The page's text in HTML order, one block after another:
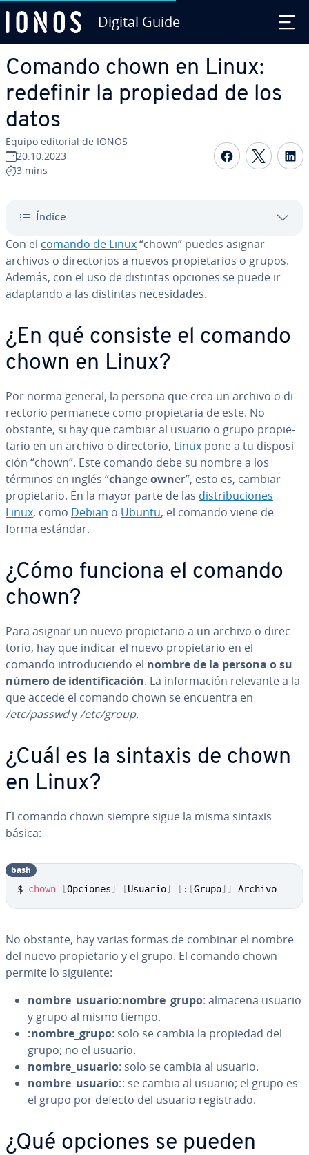
Digital Guide
Comando chown en Linux:
redefinir la propiedad de los
datos
Equipo editorial de IONOS
20.10.2023
3 mins
Compartir
Índice
Con el comando de Linux“chown” puedes asignar
archivos o di­re­c­to­rios a nuevos pro­pie­ta­rios o grupos.
Además, con el uso de distintas opciones se puede ir
adaptando a las distintas ne­ce­si­da­des.
¿En qué consiste el comando
chown en Linux?
Por norma general, la persona que crea un archivo o di­
re­c­to­rio permanece como pro­pie­ta­ria de este. No
obstante, si hay que cambiar al usuario o grupo pro­pie­
ta­rio en un archivo o di­re­c­to­rio, Linux pone a tu di­s­po­si­
ción “chown”. Este comando debe su nombre a los
términos en inglés “changeowner”, esto es, cambiar
pro­pie­ta­rio. En la mayor parte de las di­s­tri­bu­cio­nes
Linux, como Debian o Ubuntu, el comando viene de
forma estándar.
¿Cómo funciona el comando
chown?
Para asignar un nuevo pro­pie­ta­rio a un archivo o di­re­c­
to­rio, hay que indicar el nuevo pro­pie­ta­rio en el
comando in­tro­du­cie­n­do el nombre de la persona o su
número de ide­n­ti­fi­ca­ción. La in­fo­r­ma­ción relevante a la
que accede el comando chown se encuentra en
/etc/passwdy/etc/group.
¿Cuál es la sintaxis de chown
en Linux?
El comando chown siempre sigue la misma sintaxis
básica:
$ chown [Opciones] [Usuario] [ : [Grupo] ] Archivo
bash
No obstante, hay varias formas de combinar el nombre
del nuevo pro­pie­ta­rio y el grupo. El comando chown
permite lo siguiente:
nombre_usuario:nombre_grupo: almacena usuario
y grupo al mismo tiempo.
:nombre_grupo: solo se cambia la propiedad del
grupo; no el usuario.
nombre_usuario: solo se cambia al usuario.
nombre_usuario:: se cambia al usuario; el grupo es
el grupo por defecto del usuario re­gi­s­tra­do.
¿Qué opciones se pueden